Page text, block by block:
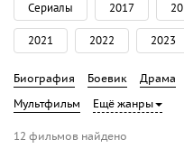
Сериалы 2017
2021 2022 2023
Биография Боевик Драма
Мультфильм
Ещё жанры
12 фильмов найдено